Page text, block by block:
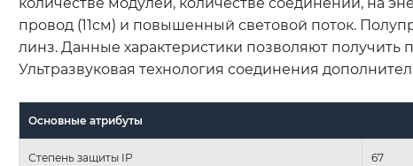
количестве модулей, количестве соединений, на
провод (11см) и повышенный световой поток.
линз. Данные характеристики позволяют получить
Ультразвуковая технология соединения
Основные атрибуты
Степень защиты IP 67